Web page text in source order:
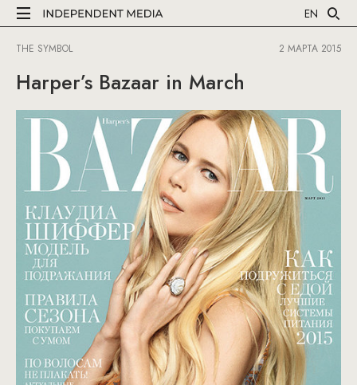
EN
THE SYMBOL 2 МАРТА 2015
Harper’s Bazaar in March